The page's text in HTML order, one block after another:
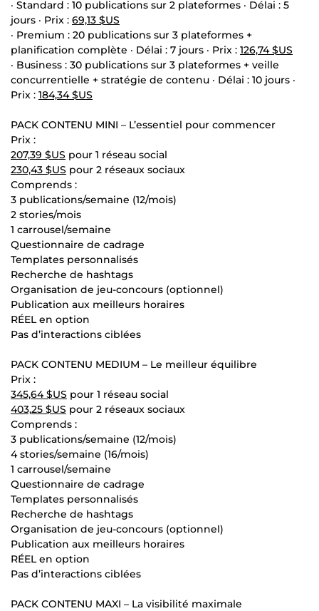
· Standard : 10 publications sur 2 plateformes · Délai : 5
jours · Prix : 69,13 $US
· Premium : 20 publications sur 3 plateformes +
planification complète · Délai : 7 jours · Prix : 126,74 $US
· Business : 30 publications sur 3 plateformes + veille
concurrentielle + stratégie de contenu · Délai : 10 jours ·
Prix : 184,34 $US
PACK CONTENU MINI – L’essentiel pour commencer
Prix :
207,39 $US pour 1 réseau social
230,43 $US pour 2 réseaux sociaux
Comprends :
3 publications/semaine (12/mois)
2 stories/mois
1 carrousel/semaine
Questionnaire de cadrage
Templates personnalisés
Recherche de hashtags
Organisation de jeu-concours (optionnel)
Publication aux meilleurs horaires
RÉEL en option
Pas d’interactions ciblées
PACK CONTENU MEDIUM – Le meilleur équilibre
Prix :
345,64 $US pour 1 réseau social
403,25 $US pour 2 réseaux sociaux
Comprends :
3 publications/semaine (12/mois)
4 stories/semaine (16/mois)
1 carrousel/semaine
Questionnaire de cadrage
Templates personnalisés
Recherche de hashtags
Organisation de jeu-concours (optionnel)
Publication aux meilleurs horaires
RÉEL en option
Pas d’interactions ciblées
PACK CONTENU MAXI – La visibilité maximale